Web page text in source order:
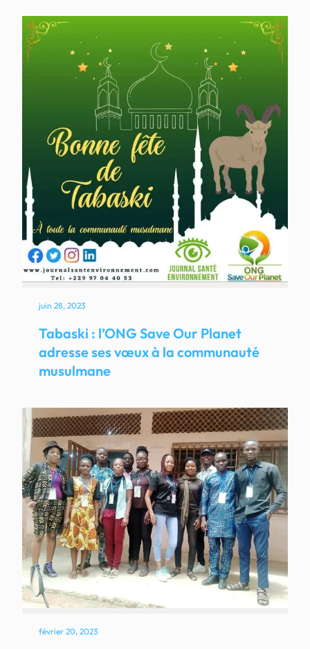
juin 28, 2023
Tabaski : l’ONG Save Our Planet
adresse ses vœux à la communauté
musulmane
février 20, 2023